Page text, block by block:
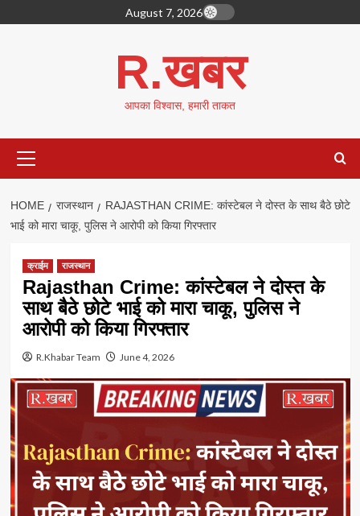
to
August 7, 2026
R.खबर
आपका विश्वास, हमारी ताकत
Menu
HOME राजस्थान
RAJASTHAN CRIME: कांस्टेबल ने दोस्त के साथ बैठे छोटे
भाई को मारा चाकू, पुलिस ने आरोपी को किया गिरफ्तार
क्राईम राजस्थान
Rajasthan Crime: कांस्टेबल ने दोस्त के
साथ बैठे छोटे भाई को मारा चाकू, पुलिस ने
आरोपी को किया गिरफ्तार
R.Khabar Team June 4, 2026